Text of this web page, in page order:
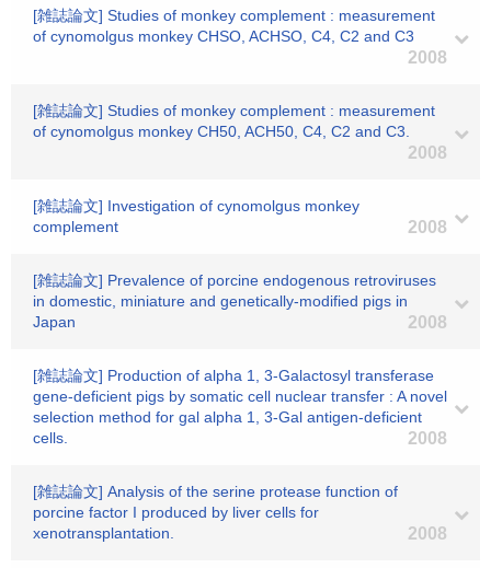
[雑誌論文] Studies of monkey complement : measurement
of cynomolgus monkey CHSO, ACHSO, C4, C2 and C3
2008
[雑誌論文] Studies of monkey complement : measurement
of cynomolgus monkey CH50, ACH50, C4, C2 and C3.
2008
[雑誌論文] Investigation of cynomolgus monkey
complement
2008
[雑誌論文] Prevalence of porcine endogenous retroviruses
in domestic, miniature and genetically-modified pigs in
Japan
2008
[雑誌論文] Production of alpha 1, 3-Galactosyl transferase
gene-deficient pigs by somatic cell nuclear transfer : A novel
selection method for gal alpha 1, 3-Gal antigen-deficient
cells.
2008
[雑誌論文] Analysis of the serine protease function of
porcine factor I produced by liver cells for
xenotransplantation.
2008